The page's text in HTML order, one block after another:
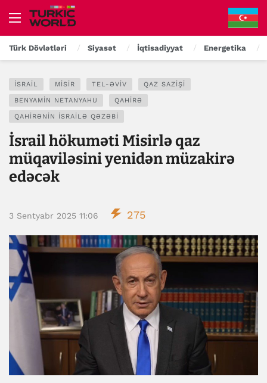
Türk Dövlətləri Siyasət İqtisadiyyat Energetika
İSRAIL MISIR TEL-ƏVIV QAZ SAZIŞI
BENYAMIN NETANYAHU QAHIRƏ
QAHIRƏNIN İSRAILƏ QƏZƏBI
İsrail hökuməti Misirlə qaz
müqaviləsini yenidən müzakirə
edəcək
3 Sentyabr 2025 11:06 275